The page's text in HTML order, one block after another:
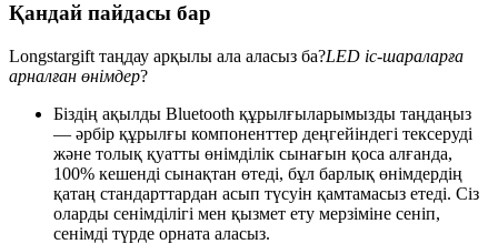
Қандай пайдасы бар
Longstargift таңдау арқылы ала аласыз ба?LED іс-шараларға
арналған өнімдер?
Біздің ақылды Bluetooth құрылғыларымызды таңдаңыз
— әрбір құрылғы компоненттер деңгейіндегі тексеруді
және толық қуатты өнімділік сынағын қоса алғанда,
100% кешенді сынақтан өтеді, бұл барлық өнімдердің
қатаң стандарттардан асып түсуін қамтамасыз етеді. Сіз
оларды сенімділігі мен қызмет ету мерзіміне сеніп,
сенімді түрде орната аласыз.